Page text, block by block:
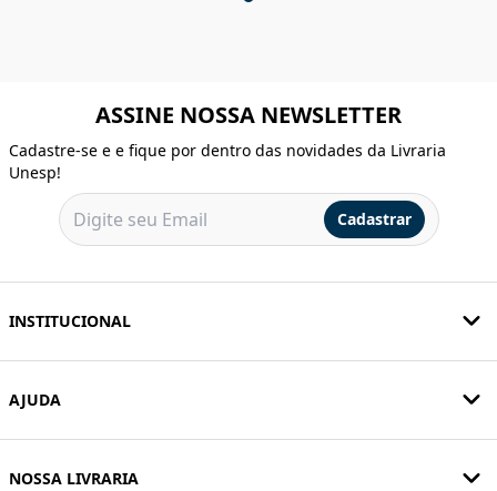
ASSINE NOSSA NEWSLETTER
Cadastre-se e e fique por dentro das novidades da Livraria
Unesp!
Cadastrar
INSTITUCIONAL
AJUDA
NOSSA LIVRARIA